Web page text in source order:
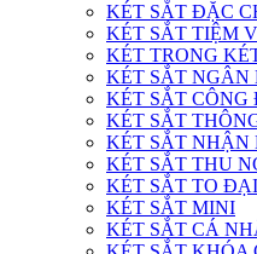
KÉT SẮT ĐẶC
KÉT SẮT TIỆM
KÉT TRONG
KÉT SẮT NGÂN
KÉT SẮT CÔNG
KÉT SẮT
KÉT SẮT NHẬN
KÉT SẮT THU
KÉT SẮT TO ĐẠI
KÉT SẮT MINI
KÉT SẮT CÁ